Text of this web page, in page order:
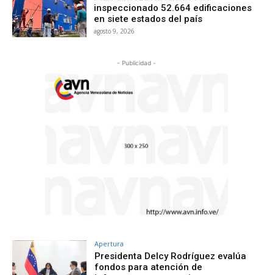
inspeccionado 52.664 edificaciones
en siete estados del país
agosto 9, 2026
- Publicidad -
Apertura
Presidenta Delcy Rodríguez evalúa
fondos para atención de